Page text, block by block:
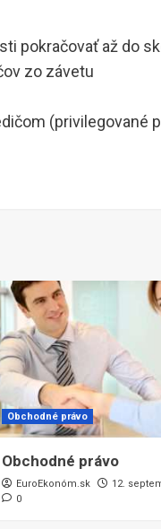
pokračovať až do
zo závetu
(privilegované
Obchodné právo
Obchodné právo
EuroEkonóm.sk
12.
0